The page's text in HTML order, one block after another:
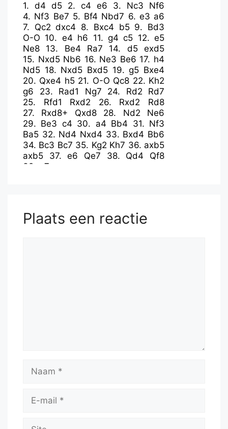
1. d4 d5 2. c4 e6 3. Nc3
Nf6
4. Nf3 Be7 5. Bf4 Nbd7 6. e3 a6
7. Qc2 dxc4 8. Bxc4 b5 9. Bd3
O-O 10. e4 h6 11. g4 c5 12. e5
Ne8
13. Be4 Ra7 14. d5
exd5
15. Nxd5 Nb6 16. Ne3 Be6 17. h4
Nd5 18. Nxd5 Bxd5 19.g5 Bxe4
20. Qxe4 h5 21. O-O Qc8 22. Kh2
g6
23. Rad1 Ng7 24. Rd2
Rd7
25. Rfd1 Rxd2 26. Rxd2
Rd8
27. Rxd8+ Qxd8 28. Nd2
Ne6
29. Be3 c4 30. a4 Bb4 31. Nf3
Ba5 32. Nd4 Nxd4 33. Bxd4 Bb6
34. Bc3 Bc7 35. Kg2 Kh7 36. axb5
axb5
37.e6 Qe7 38. Qd4
Qf8
39.
e7
Plaats een reactie
Naam
Site